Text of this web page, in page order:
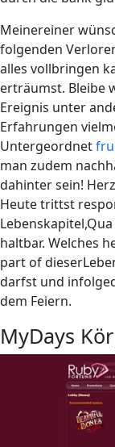
Meinereiner
folgenden
alles vollbringen
erträumst. Bleibe
Ereignis unter
Erfahrungen
Untergeordnet
man zudem
dahinter sein!
Heute trittst
haltbar. Welches
part of
darfst und
dem Feiern.
MyDays